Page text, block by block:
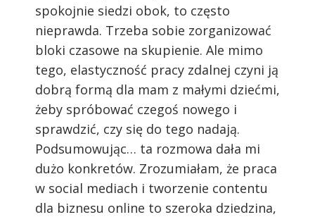
spokojnie siedzi obok, to często
nieprawda. Trzeba sobie zorganizować
bloki czasowe na skupienie. Ale mimo
tego, elastyczność pracy zdalnej czyni ją
dobrą formą dla mam z małymi dziećmi,
żeby spróbować czegoś nowego i
sprawdzić, czy się do tego nadają.
Podsumowując… ta rozmowa dała mi
dużo konkretów. Zrozumiałam, że praca
w social mediach i tworzenie contentu
dla biznesu online to szeroka dziedzina,